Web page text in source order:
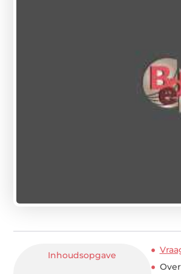
Inhoudsopgave